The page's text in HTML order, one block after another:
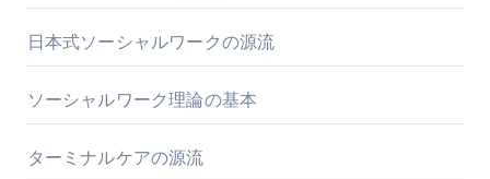
日本式ソーシャルワークの源流
ソーシャルワーク理論の基本
ターミナルケアの源流